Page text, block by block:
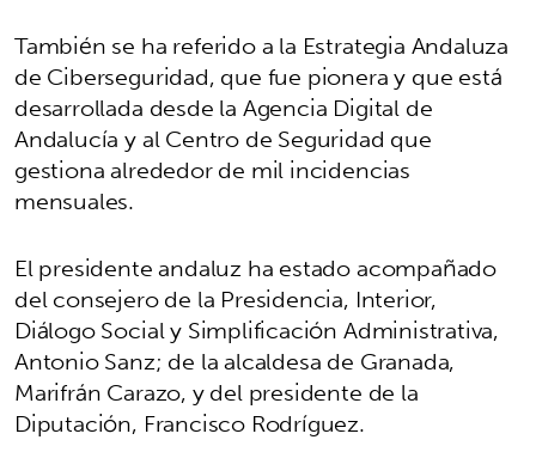
También se ha referido a la Estrategia Andaluza
de Ciberseguridad, que fue pionera y que está
desarrollada desde la Agencia Digital de
Andalucía y al Centro de Seguridad que
gestiona alrededor de mil incidencias
mensuales.
El presidente andaluz ha estado acompañado
del consejero de la Presidencia, Interior,
Diálogo Social y Simplificación Administrativa,
Antonio Sanz; de la alcaldesa de Granada,
Marifrán Carazo, y del presidente de la
Diputación, Francisco Rodríguez.